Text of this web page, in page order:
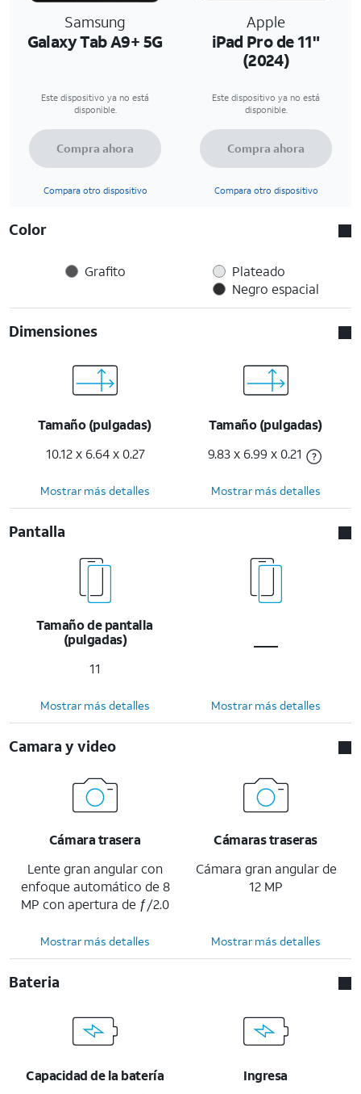
Samsung
Galaxy Tab A9+ 5G
Apple
iPad Pro de 11"
(2024)
Este dispositivo ya no está
disponible.
Este dispositivo ya no está
disponible.
Compra ahora
Compara otro dispositivo
Compra ahora
Compara otro dispositivo
Color
Grafito
Plateado
Negro espacial
Dimensiones
Tamaño (pulgadas)
10.12 x 6.64 x 0.27
Tamaño (pulgadas)
9.83 x 6.99 x 0.21
Mostrar más detalles Mostrar más detalles
Pantalla
Tamaño de pantalla
(pulgadas)
11
Mostrar más detalles Mostrar más detalles
Camara y video
Cámara trasera
Lente gran angular con
enfoque automático de 8
MP con apertura de ƒ/2.0
Cámaras traseras
Cámara gran angular de
12 MP
Mostrar más detalles Mostrar más detalles
Bateria
Capacidad de la batería
Ingresa